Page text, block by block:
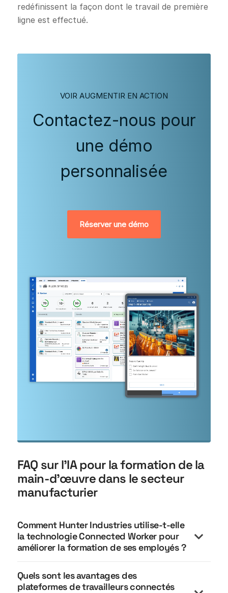
redéfinissent la façon dont le travail de première
ligne est effectué.
VOIR AUGMENTIR EN ACTION
Contactez-nous pour
une démo
personnalisée
Réserver une démo
FAQ sur l'IA pour la formation de la
main-d'œuvre dans le secteur
manufacturier
Comment Hunter Industries utilise-t-elle
la technologie Connected Worker pour
améliorer la formation de ses employés ?
Quels sont les avantages des
plateformes de travailleurs connectés